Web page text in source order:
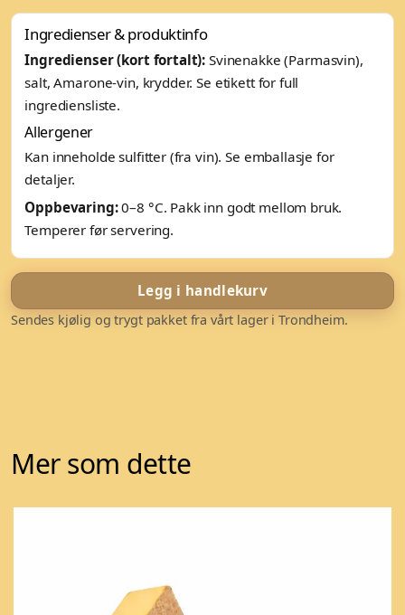
Ingredienser & produktinfo
Ingredienser (kort fortalt): Svinenakke (Parmasvin),
salt, Amarone-vin, krydder. Se etikett for full
ingrediensliste.
Allergener
Kan inneholde sulfitter (fra vin). Se emballasje for
detaljer.
Oppbevaring:0–8 °C. Pakk inn godt mellom bruk.
Temperer før servering.
Legg i handlekurv
Sendes kjølig og trygt pakket fra vårt lager i Trondheim.
Mer som dette